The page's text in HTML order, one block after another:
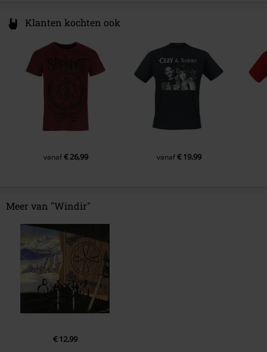
Klanten kochten ook
vanaf€ 26,99 vanaf€ 19,99
Meer van "Windir"
€ 12,99